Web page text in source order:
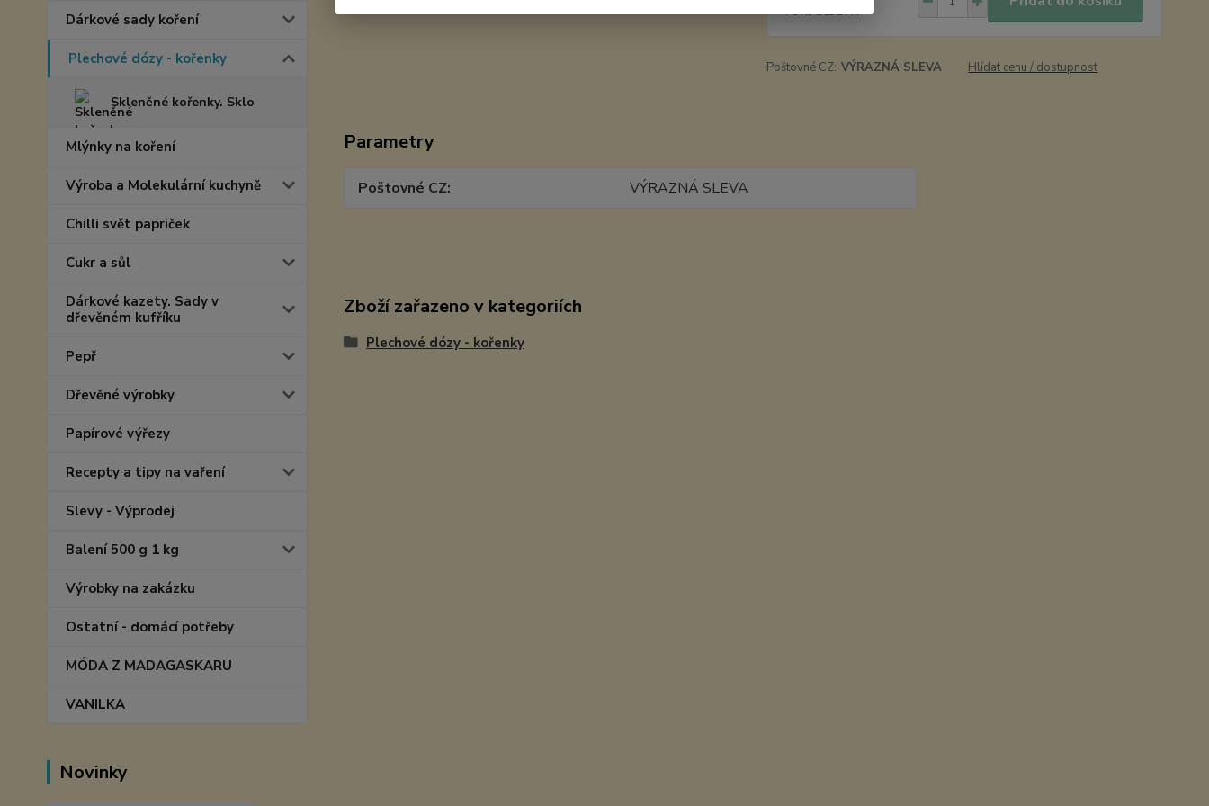
Dárkové sady koření
Plechové dózy - kořenky
Skleněné kořenky. Sklo
Mlýnky na koření
Výroba a Molekulární kuchyně
Chilli svět papriček
Cukr a sůl
Dárkové kazety. Sady v
dřevěném kufříku
Pepř
Dřevěné výrobky
Papírové výřezy
Recepty a tipy na vaření
Slevy - Výprodej
Balení 500 g 1 kg
Výrobky na zakázku
Ostatní - domácí potřeby
MÓDA Z MADAGASKARU
VANILKA
Novinky
76 Kč bez DPH
Poštovné CZ: VÝRAZNÁ SLEVA Hlídat cenu / dostupnost
Parametry
Poštovné CZ VÝRAZNÁ SLEVA
Zboží zařazeno v kategoriích
Plechové dózy - kořenky